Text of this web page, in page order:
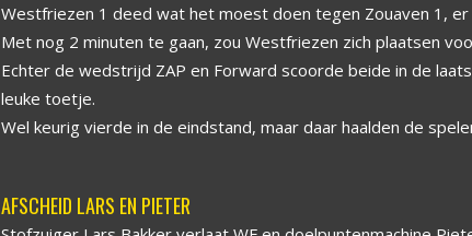
Westfriezen 1 deed wat het moest doen tegen Zouaven 1,
Met nog 2 minuten te gaan, zou Westfriezen zich plaatsen
Echter de wedstrijd ZAP en Forward scoorde beide in de
leuke toetje.
Wel keurig vierde in de eindstand, maar daar haalden de
AFSCHEID LARS EN PIETER